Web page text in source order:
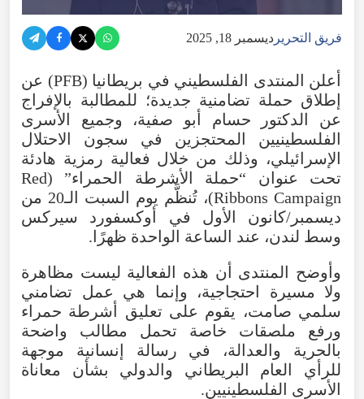
فريق التحرير ديسمبر 18, 2025
أعلن المنتدى الفلسطيني في بريطانيا (PFB) عن
إطلاق حملة تضامنية جديدة؛ للمطالبة بالإفراج
عن الدكتور حسام أبو صفية، وجميع الأسرى
الفلسطينيين المحتجزين في سجون الاحتلال
الإسرائيلي، وذلك من خلال فعالية رمزية هادئة
تحت عنوان “حملة الأشرطة الحمراء” (Red
Ribbons Campaign)، تُنظَّم يوم السبت الـ20 من
ديسمبر/كانون الأول في أوكسفورد سيركس
وسط لندن، عند الساعة الواحدة ظهرًا.
وأوضح المنتدى أن هذه الفعالية ليست مظاهرة
ولا مسيرة احتجاجية، وإنما هي عمل تضامني
سلمي صامت، يقوم على تعليق أشرطة حمراء
ورفع ملصقات خاصة تحمل مطالب واضحة
بالحرية والعدالة، في رسالة إنسانية موجهة
للرأي العام البريطاني والدولي بشأن معاناة
الأسرى الفلسطينيين.